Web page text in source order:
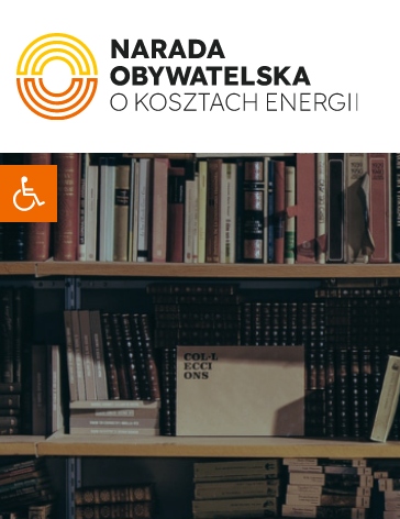
Otwórz pasek narzędzi